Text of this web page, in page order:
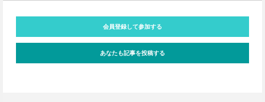
会員登録して参加する
あなたも記事を投稿する